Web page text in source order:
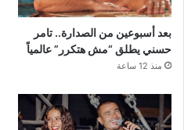
بعد أسبوعين من الصدارة.. تامر
حسني يطلق “مش هتكرر” عالمياً
منذ 12 ساعة